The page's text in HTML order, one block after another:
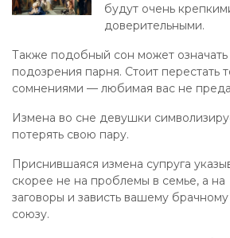
будут очень
доверительными.
Также подобный сон может
подозрения парня. Стоит перестать
сомнениями — любимая вас не
Измена во сне девушки
потерять свою пару.
Приснившаяся измена супруга
скорее не на проблемы в семье, а на
заговоры и зависть вашему брачному
союзу.